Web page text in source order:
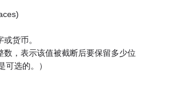
货币。
数，表示该值被截断后要保留多少位
可选的。）